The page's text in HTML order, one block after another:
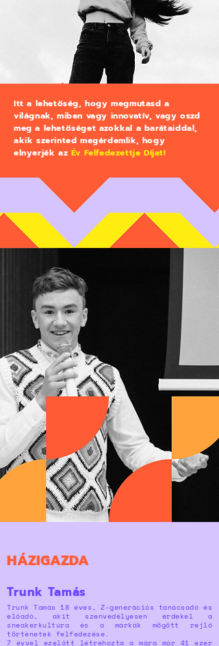
Itt a lehetőség, hogy megmutasd a
világnak, miben vagy innovatív, vagy oszd
meg a lehetőséget azokkal a barátaiddal,
akik szerinted megérdemlik, hogy
elnyerjék az Év Felfedezettje Díjat!
HÁZIGAZDA
Trunk Tamás
Trunk Tamás 18 éves, Z-generációs tanácsadó és
előadó, akit szenvedélyesen érdekel a
sneakerkultúra és a márkák mögött rejlő
történetek felfedezése.
7 évvel ezelőtt létrehozta a mára már 41 ezer